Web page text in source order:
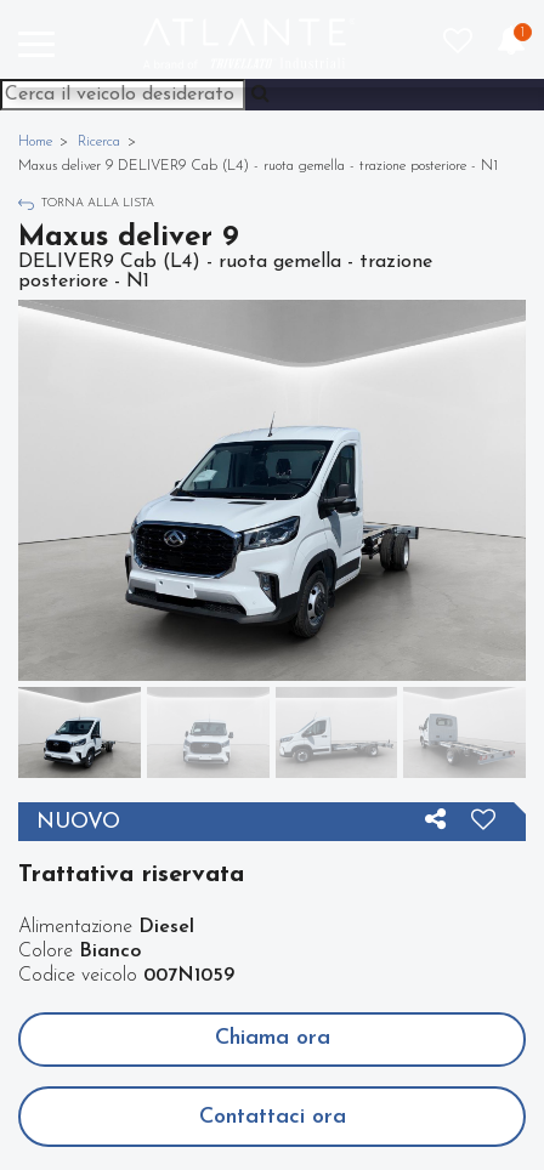
Home
Ricerca
Maxus deliver 9 DELIVER9 Cab (L4) - ruota gemella - trazione posteriore - N1
TORNA ALLA LISTA
Maxus deliver 9
DELIVER9 Cab (L4) - ruota gemella - trazione
posteriore - N1
NUOVO
Trattativa riservata
Alimentazione Diesel
Colore Bianco
Codice veicolo 007N1059
Chiama ora
Contattaci ora